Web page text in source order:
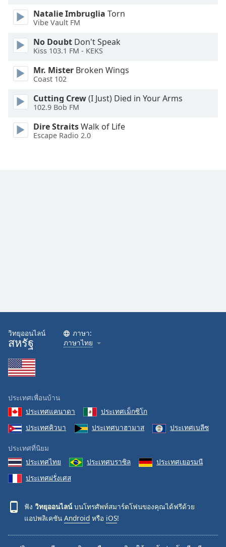
Size
Edge
Style
Font
Family
Reset
Natalie Imbruglia Torn
Vibe Vault FM
No Doubt Don't Speak
Kiss 103.1 FM - KEKS
Mr. Mister Broken Wings
Coast 102
Cutting Crew(I Just) Died in Your Arms
102.9 Bob FM
Dire StraitsWalk of Life
Escape Radio 2.0
วิทยุออนไลน์
สหรัฐ
ภาษา:
ภาษาไทย
ประเทศเพื่อนบ้าน
ประเทศแคนาดา
ประเทศเม็กซิโก
ประเทศคิวบา
ประเทศบาฮามาส ประเทศเบลีซ
ประเทศที่นิยม
ประเทศไทย
ประเทศบราซิล
ประเทศเยอรมนี
ประเทศฝรั่งเศส
ฟัง วิทยุออนไลน์บนโทรศัพท์สมาร์ตโฟนของคุณได้ฟรีด้วย
แอปพลิเคชัน Android หรือ iOS!